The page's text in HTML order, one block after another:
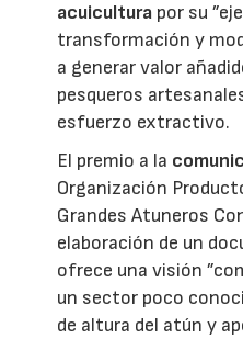
acuicultura por su
transformación y
a generar valor
pesqueros
esfuerzo extractivo.
El premio a la
Organización
Grandes Atuneros
elaboración de un
ofrece una visión
un sector poco
de altura del atún y